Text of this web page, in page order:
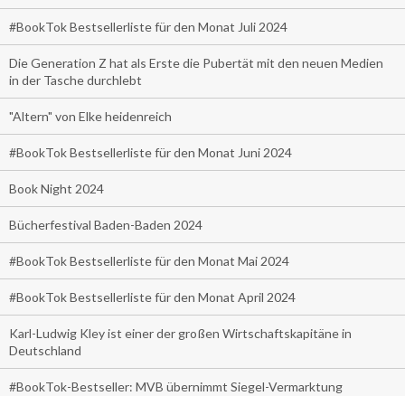
#BookTok Bestsellerliste für den Monat Juli 2024
Die Generation Z hat als Erste die Pubertät mit den neuen Medien
in der Tasche durchlebt
"Altern" von Elke heidenreich
#BookTok Bestsellerliste für den Monat Juni 2024
Book Night 2024
Bücherfestival Baden-Baden 2024
#BookTok Bestsellerliste für den Monat Mai 2024
#BookTok Bestsellerliste für den Monat April 2024
Karl-Ludwig Kley ist einer der großen Wirtschaftskapitäne in
Deutschland
#BookTok-Bestseller: MVB übernimmt Siegel-Vermarktung